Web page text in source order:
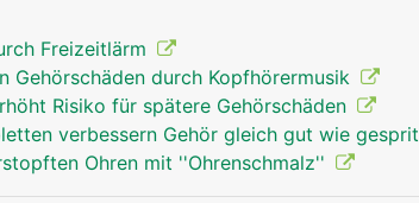
Freizeitlärm
Gehörschäden durch Kopfhörermusik
Risiko für spätere Gehörschäden
verbessern Gehör gleich gut wie
Ohren mit ''Ohrenschmalz''